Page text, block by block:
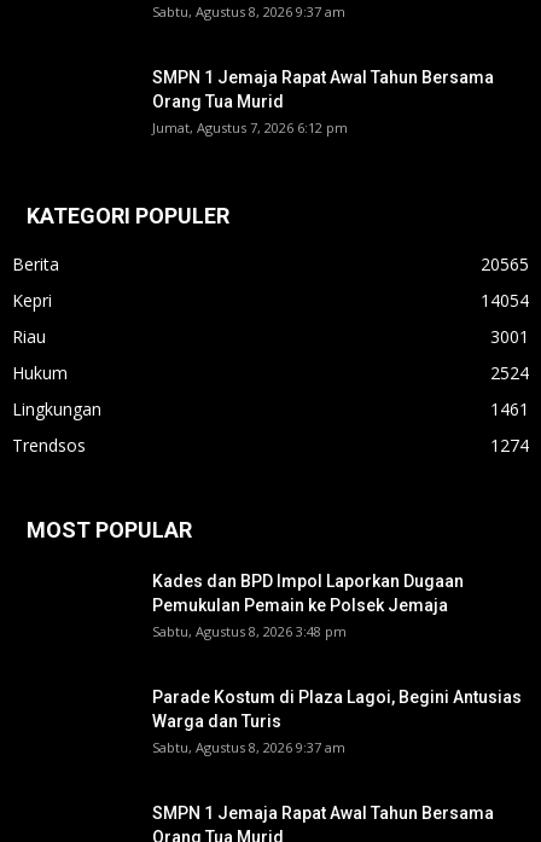
Sabtu, Agustus 8, 2026 9:37 am
SMPN 1 Jemaja Rapat Awal Tahun Bersama
Orang Tua Murid ‎
Jumat, Agustus 7, 2026 6:12 pm
KATEGORI POPULER
Berita
20565
Kepri
14054
Riau
3001
Hukum
2524
Lingkungan
1461
Trendsos
1274
MOST POPULAR
Kades dan BPD Impol Laporkan Dugaan
Pemukulan Pemain ke Polsek Jemaja
Sabtu, Agustus 8, 2026 3:48 pm
Parade Kostum di Plaza Lagoi, Begini Antusias
Warga dan Turis
Sabtu, Agustus 8, 2026 9:37 am
SMPN 1 Jemaja Rapat Awal Tahun Bersama
Orang Tua Murid ‎